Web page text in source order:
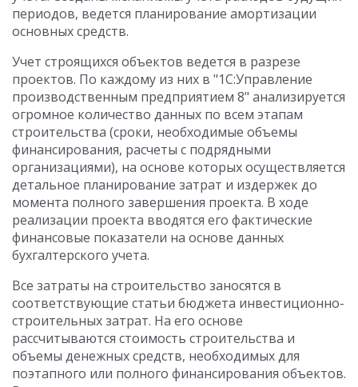
периодов, ведется планирование амортизации
основных средств.
Учет строящихся объектов ведется в разрезе
проектов. По каждому из них в "1С:Управление
производственным предприятием 8" анализируется
огромное количество данных по всем этапам
строительства (сроки, необходимые объемы
финансирования, расчеты с подрядными
организациями), на основе которых осуществляется
детальное планирование затрат и издержек до
момента полного завершения проекта. В ходе
реализации проекта вводятся его фактические
финансовые показатели на основе данных
бухгалтерского учета.
Все затраты на строительство заносятся в
соответствующие статьи бюджета инвестиционно-
строительных затрат. На его основе
рассчитываются стоимость строительства и
объемы денежных средств, необходимых для
поэтапного или полного финансирования объектов.